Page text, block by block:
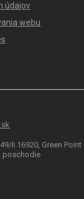
údajov
webu
II.16920, Green
poschodie